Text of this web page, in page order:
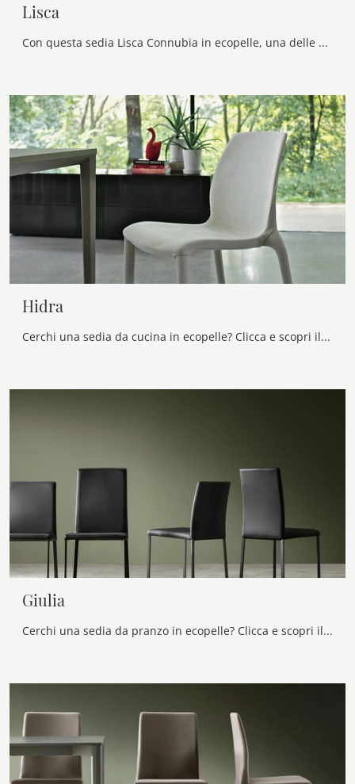
Lisca
Con questa sedia Lisca Connubia in ecopelle, una delle nostre sedute fisse moderne, potrai valorizzare i tuoi locali.
Hidra
Cerchi una sedia da cucina in ecopelle? Clicca e scopri il modello Hidra di Bontempi per ultimare i tuoi interni al meglio.
Giulia
Cerchi una sedia da pranzo in ecopelle? Clicca e scopri il modello Giulia di Maronese per ultimare i tuoi locali alla perfezione.